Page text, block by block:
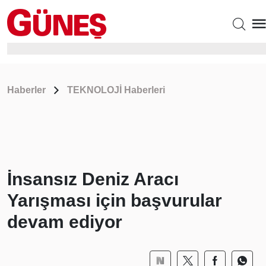
Haberler TEKNOLOJİ Haberleri
İnsansız Deniz Aracı
Yarışması için başvurular
devam ediyor